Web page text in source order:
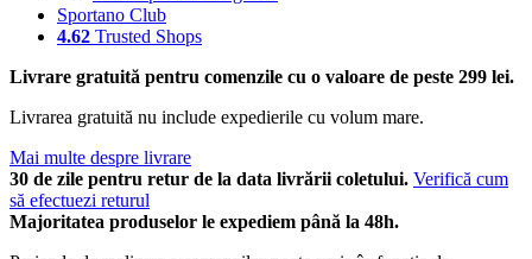
Sportano Club
4.62 Trusted Shops
Livrare gratuită pentru comenzile cu o valoare de peste 299 lei.
Livrarea gratuită nu include expedierile cu volum mare.
Mai multe despre livrare
30 de zile pentru retur de la data livrării coletului. Verifică cum
să efectuezi returul
Majoritatea produselor le expediem până la 48h.